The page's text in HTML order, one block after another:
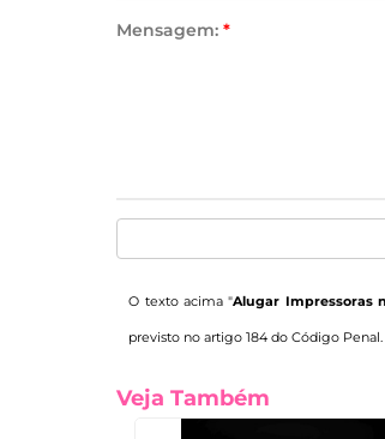
Mensagem:*
O texto acima "Alugar Impressoras
previsto no artigo 184 do Código Penal.
Veja Também